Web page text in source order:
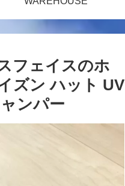
フェイスのホ
ズン ハット UV
ンパー